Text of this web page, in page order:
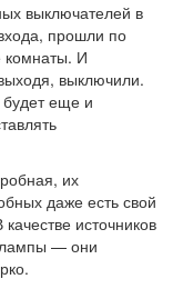
выключателей в
прошли по
комнаты. И
выключили.
еще и
их
даже есть свой
источников
лампы — они